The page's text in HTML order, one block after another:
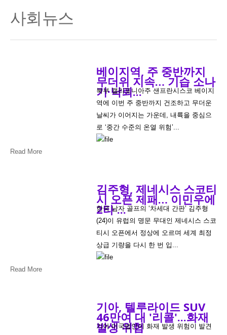
사회뉴스
베이지역, 주 중반까지
무더위 지속… 기습 소나
기·낙뢰...
북부 캘리포니아주 샌프란시스코 베이지
역에 이번 주 중반까지 건조하고 무더운
날씨가 이어지는 가운데, 내륙을 중심으
로 ‘중간 수준의 온열 위험’...
Read More
김주형, 제네시스 스코티
시 오픈 제패… 이민우에
2타 ...
한국 남자 골프의 ‘차세대 간판’ 김주형
(24)이 유럽의 명문 무대인 제네시스 스코
티시 오픈에서 정상에 오르며 세계 최정
상급 기량을 다시 한 번 입...
Read More
기아, 텔루라이드 SUV
46만여 대 '리콜'...화재
발생 위험
기아 미국법인이 화재 발생 위험이 발견